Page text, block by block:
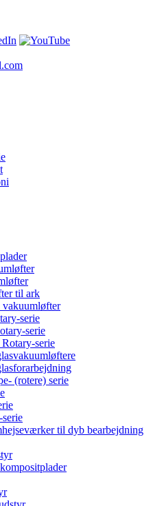
til ark
vakuumløfter
serie
serie
serie
(rotere) serie
til dyb bearbejdning